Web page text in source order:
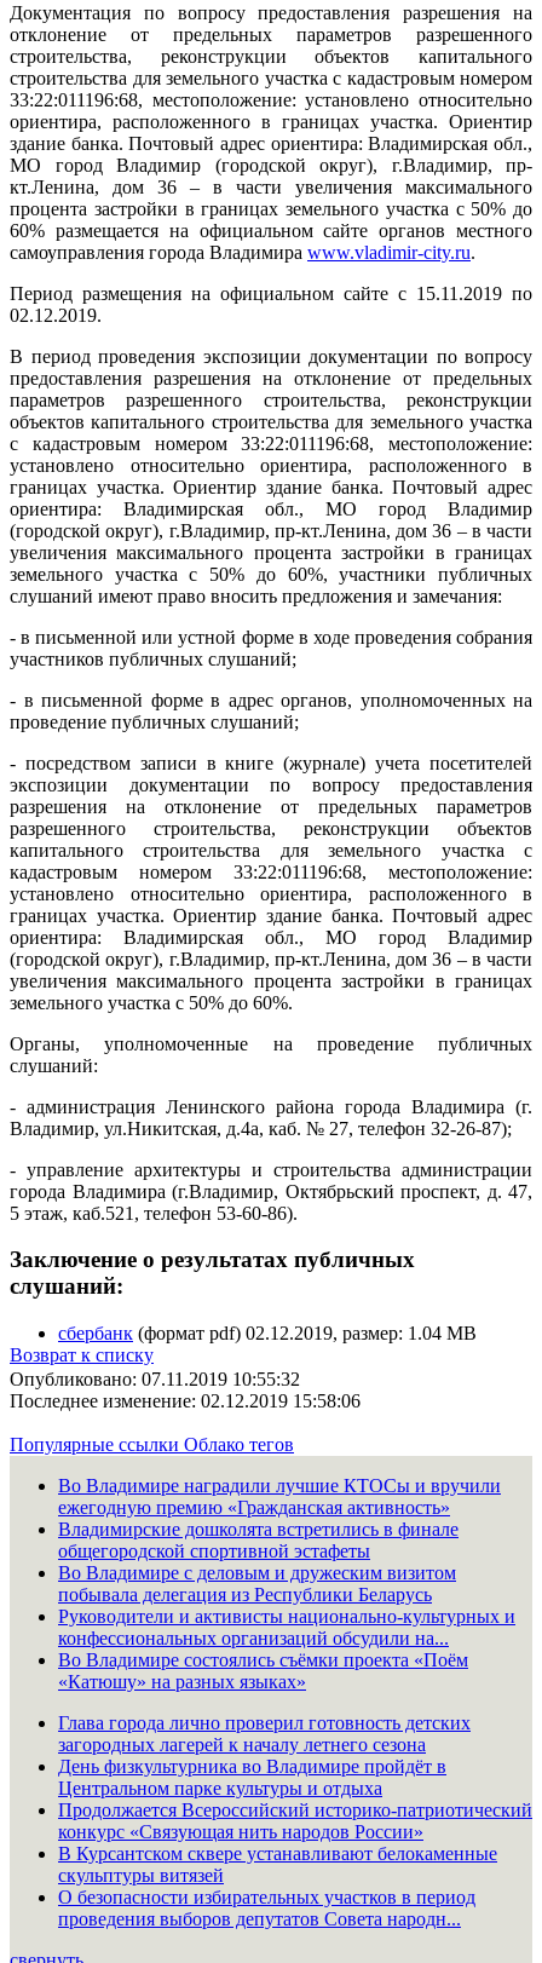
Документация по вопросу предоставления разрешения на
отклонение от предельных параметров разрешенного
строительства, реконструкции объектов капитального
строительства для земельного участка с кадастровым номером
33:22:011196:68, местоположение: установлено относительно
ориентира, расположенного в границах участка. Ориентир
здание банка. Почтовый адрес ориентира: Владимирская обл.,
МО город Владимир (городской округ), г.Владимир, пр-
кт.Ленина, дом 36 – в части увеличения максимального
процента застройки в границах земельного участка с 50% до
60% размещается на официальном сайте органов местного
самоуправления города Владимира www.vladimir-city.ru.
Период размещения на официальном сайте с 15.11.2019 по
02.12.2019.
В период проведения экспозиции документации по вопросу
предоставления разрешения на отклонение от предельных
параметров разрешенного строительства, реконструкции
объектов капитального строительства для земельного участка
с кадастровым номером 33:22:011196:68, местоположение:
установлено относительно ориентира, расположенного в
границах участка. Ориентир здание банка. Почтовый адрес
ориентира: Владимирская обл., МО город Владимир
(городской округ), г.Владимир, пр-кт.Ленина, дом 36 – в части
увеличения максимального процента застройки в границах
земельного участка с 50% до 60%, участники публичных
слушаний имеют право вносить предложения и замечания:
- в письменной или устной форме в ходе проведения собрания
участников публичных слушаний;
- в письменной форме в адрес органов, уполномоченных на
проведение публичных слушаний;
- посредством записи в книге (журнале) учета посетителей
экспозиции документации по вопросу предоставления
разрешения на отклонение от предельных параметров
разрешенного строительства, реконструкции объектов
капитального строительства для земельного участка с
кадастровым номером 33:22:011196:68, местоположение:
установлено относительно ориентира, расположенного в
границах участка. Ориентир здание банка. Почтовый адрес
ориентира: Владимирская обл., МО город Владимир
(городской округ), г.Владимир, пр-кт.Ленина, дом 36 – в части
увеличения максимального процента застройки в границах
земельного участка с 50% до 60%.
Органы, уполномоченные на проведение публичных
слушаний:
- администрация Ленинского района города Владимира (г.
Владимир, ул.Никитская, д.4а, каб. № 27, телефон 32-26-87);
- управление архитектуры и строительства администрации
города Владимира (г.Владимир, Октябрьский проспект, д. 47,
5 этаж, каб.521, телефон 53-60-86).
Заключение о результатах публичных
слушаний:
сбербанк (формат pdf) 02.12.2019, размер: 1.04 MB
Возврат к списку
Опубликовано: 07.11.2019 10:55:32
Последнее изменение: 02.12.2019 15:58:06
Популярные ссылки Облако тегов
Во Владимире наградили лучшие КТОСы и вручили
ежегодную премию «Гражданская активность»
Владимирские дошколята встретились в финале
общегородской спортивной эстафеты
Во Владимире с деловым и дружеским визитом
побывала делегация из Республики Беларусь
Руководители и активисты национально-культурных и
конфессиональных организаций обсудили на...
Во Владимире состоялись съёмки проекта «Поём
«Катюшу» на разных языках»
Глава города лично проверил готовность детских
загородных лагерей к началу летнего сезона
День физкультурника во Владимире пройдёт в
Центральном парке культуры и отдыха
Продолжается Всероссийский историко-патриотический
конкурс «Связующая нить народов России»
В Курсантском сквере устанавливают белокаменные
скульптуры витязей
О безопасности избирательных участков в период
проведения выборов депутатов Совета народн...